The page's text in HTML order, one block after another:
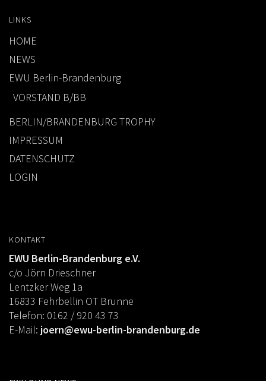
LINKS
HOME
NEWS
EWU Berlin-Brandenburg
VORSTAND B/BB
BERLIN/BRANDENBURG TROPHY
IMPRESSUM
DATENSCHUTZ
LOGIN
KONTAKT
EWU Berlin-Brandenburg e.V.
c/o Jörn Drieschner
Lentzker Weg 1a
16833 Fehrbellin OT Brunne
Telefon: 0162 / 920 43 73
E-Mail: joern@ewu-berlin-brandenburg.de